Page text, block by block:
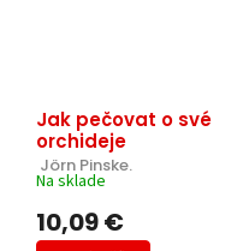
Jak pečovat o své
orchideje
Jörn Pinske.
Na sklade
10,09 €